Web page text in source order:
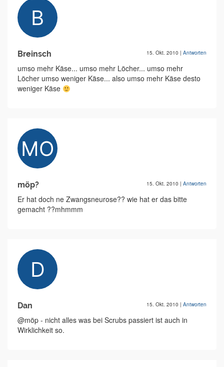
Breinsch 15. Okt. 2010 | Antworten
umso mehr Käse... umso mehr Löcher... umso mehr
Löcher umso weniger Käse... also umso mehr Käse desto
weniger Käse
möp? 15. Okt. 2010 | Antworten
Er hat doch ne Zwangsneurose?? wie hat er das bitte
gemacht ??mhmmm
Dan 15. Okt. 2010 | Antworten
@möp - nicht alles was bei Scrubs passiert ist auch in
Wirklichkeit so.